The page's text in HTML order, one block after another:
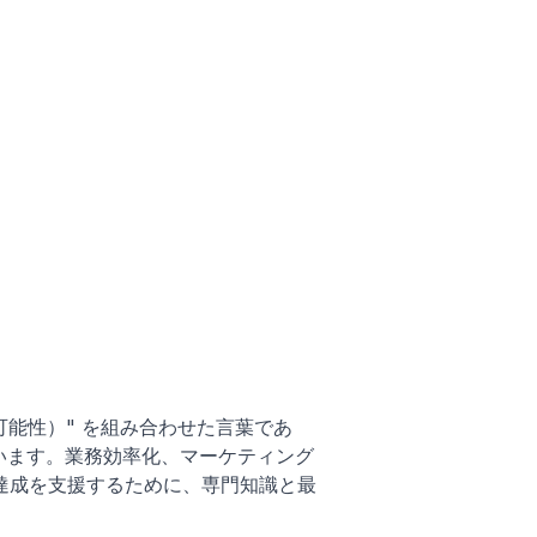
性）" を組み合わせた言葉であ
す。業務効率化、マーケティング
を支援するために、専門知識と最